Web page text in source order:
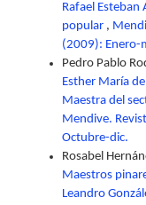
Rafael Esteban
popular ,
(2009): Enero-
Pedro Pablo
Esther María
Maestra del
Mendive.
Octubre-dic.
Rosabel
Maestros
Leandro